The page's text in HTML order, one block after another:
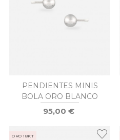
PENDIENTES MINIS
BOLA ORO BLANCO
95,00 €
ORO 18KT